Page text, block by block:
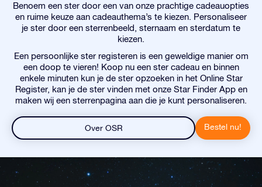
Benoem een ster door een van onze prachtige cadeauopties
en ruime keuze aan cadeauthema’s te kiezen. Personaliseer
je ster door een sterrenbeeld, sternaam en sterdatum te
kiezen.
Een persoonlijke ster registeren is een geweldige manier om
een doop te vieren! Koop nu een ster cadeau en binnen
enkele minuten kun je de ster opzoeken in het Online Star
Register, kan je de ster vinden met onze Star Finder App en
maken wij een sterrenpagina aan die je kunt personaliseren.
Over OSR Bestel nu!